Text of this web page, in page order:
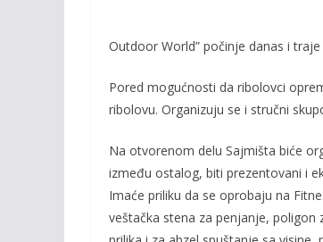
e
o
o
k
itt
er
ai p
Li
n
k
Outdoor World” počinje danas i
Pored mogućnosti da ribolovci
ribolovu. Organizuju se i stručni
Na otvorenom delu Sajmišta biće
između ostalog, biti prezentovani i
Imaće priliku da se oprobaju na
veštačka stena za penjanje, poligon